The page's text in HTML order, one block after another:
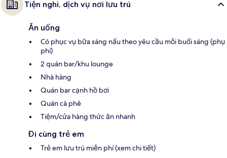
Tiện nghi, dịch vụ nơi lưu trú
Ăn uống
Có phục vụ bữa sáng nấu theo yêu cầu mỗi buổi sáng (phụ
phí)
2 quán bar/khu lounge
Nhà hàng
Quán bar cạnh hồ bơi
Quán cà phê
Tiệm/cửa hàng thức ăn nhanh
Đi cùng trẻ em
Trẻ em lưu trú miễn phí (xem chi tiết)